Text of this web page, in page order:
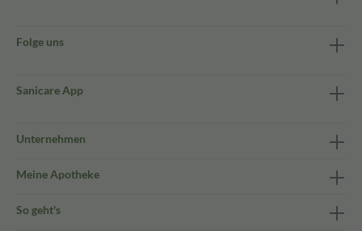
Folge uns
Sanicare App
Unternehmen
Meine Apotheke
So geht's